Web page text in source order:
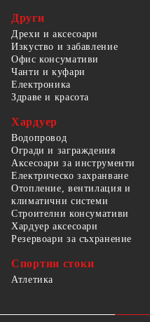
Други
Дрехи и аксесоари
Изкуство и забавление
Офис консумативи
Чанти и куфари
Електроника
Здраве и красота
Хардуер
Водопровод
Огради и заграждения
Аксесоари за инструменти
Електрическо захранване
Отопление, вентилация и
климатични системи
Строителни консумативи
Хардуер аксесоари
Резервоари за съхранение
Спортни стоки
Атлетика